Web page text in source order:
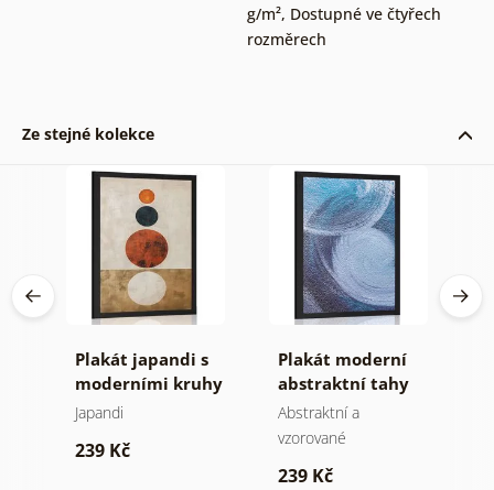
g/m², Dostupné ve čtyřech
rozměrech
Ze stejné kolekce
Plakát japandi s
moderními kruhy
Japandi
239 Kč
Plakát moderní
abstraktní tahy
Abstraktní a
vzorované
239 Kč